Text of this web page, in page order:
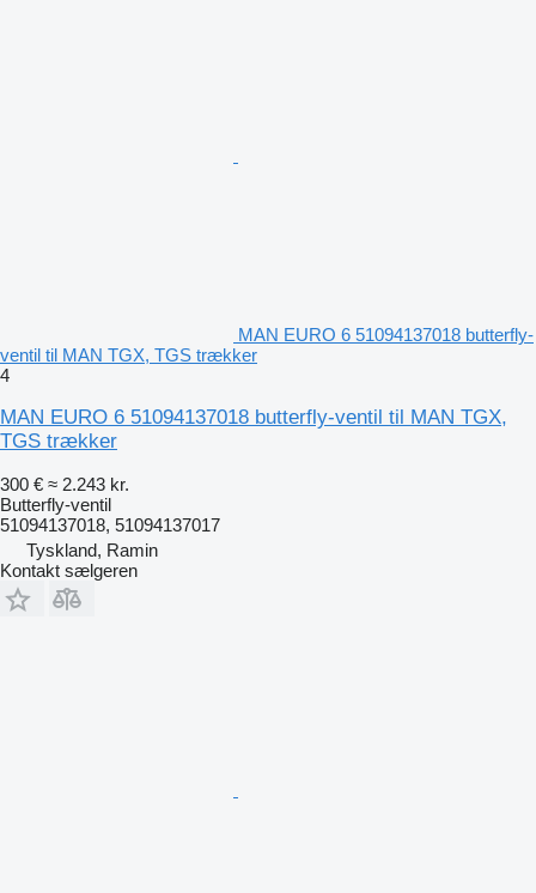
MAN EURO 6 51094137018 butterfly-
ventil til MAN TGX, TGS trækker
4
MAN EURO 6 51094137018 butterfly-ventil til MAN TGX,
TGS trækker
300 € ≈ 2.243 kr.
Butterfly-ventil
51094137018, 51094137017
Tyskland, Ramin
Kontakt sælgeren